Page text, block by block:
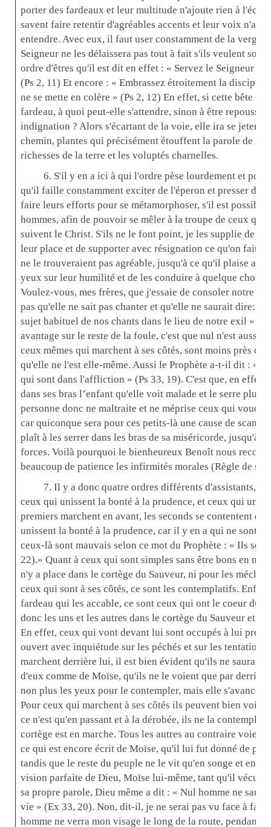
porter des fardeaux et leur multitude n'ajoute rien à
savent faire retentir d'agréables accents et leur voix n'a
entendre. Avec eux, il faut user constamment de la verge
Seigneur ne les délaissera pas tout à fait s'ils veulent
ordre d'êtres qu'il est dit en effet : « Servez le Seigneur
(Ps 2, 11) Et encore : « Embrassez étroitement la
ne se mette en colère » (Ps 2, 12) En effet, si cette bête de
fardeau, à quoi peut-elle s'attendre, sinon à être
indignation ? Alors s'écartant de la voie, elle ira se jeter
chemin, plantes qui précisément étouffent la parole de
richesses de la terre et les voluptés charnelles.
6. S'il y en a ici à qui l'ordre pèse lourdement et
qu'il faille constamment exciter de l'éperon et presser du
faire leurs efforts pour se métamorphoser, s'il est possible,
hommes, afin de pouvoir se mêler à la troupe de ceux qui
suivent le Christ. S'ils ne le font point, je les supplie de se
leur place et de supporter avec résignation ce qu'on fait
ne le trouveraient pas agréable, jusqu'à ce qu'il plaise au
yeux sur leur humilité et de les conduire à quelque chose
Voulez-vous, mes frères, que j'essaie de consoler notre
pas qu'elle ne sait pas chanter et qu'elle ne saurait dire:
sujet habituel de nos chants dans le lieu de notre exil »
avantage sur le reste de la foule, c'est que nul n'est aussi
ceux mêmes qui marchent à ses côtés, sont moins près
qu'elle ne l'est elle-même. Aussi le Prophète a-t-il dit : «
qui sont dans l'affliction » (Ps 33, 19). C'est que, en effet,
dans ses bras l’enfant qu'elle voit malade et le serre plus
personne donc ne maltraite et ne méprise ceux qui
car quiconque sera pour ces petits-là une cause de
plaît à les serrer dans les bras de sa miséricorde, jusqu'à
forces. Voilà pourquoi le bienheureux Benoît nous
beaucoup de patience les infirmités morales (Règle de st
7. Il y a donc quatre ordres différents d'assistants,
ceux qui unissent la bonté à la prudence, et ceux qui
premiers marchent en avant, les seconds se contentent
unissent la bonté à la prudence, car il y en a qui ne sont
ceux-là sont mauvais selon ce mot du Prophète : « Ils
22).» Quant à ceux qui sont simples sans être bons en
n'y a place dans le cortège du Sauveur, ni pour les
ceux qui sont à ses côtés, ce sont les contemplatifs. Enfin
fardeau qui les accable, ce sont ceux qui ont le coeur dur
donc les uns et les autres dans le cortège du Sauveur et
En effet, ceux qui vont devant lui sont occupés à lui
ouvert avec inquiétude sur les péchés et sur les tentations
marchent derrière lui, il est bien évident qu'ils ne
d'eux comme de Moïse, qu'ils ne le voient que par
non plus les yeux pour le contempler, mais elle s'avance
Pour ceux qui marchent à ses côtés ils peuvent bien voir
ce n'est qu'en passant et à la dérobée, ils ne la
cortège est en marche. Tous les autres au contraire
ce qui est encore écrit de Moïse, qu'il lui fut donné de
tandis que le reste du peuple ne le vit qu'en songe et en
vision parfaite de Dieu, Moïse lui-même, tant qu'il vécut,
sa propre parole, Dieu même a dit : « Nul homme ne
vie » (Ex 33, 20). Non, dit-il, je ne serai pas vu face à
homme ne verra mon visage le long de la route, pendant